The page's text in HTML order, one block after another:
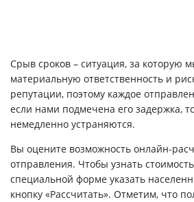
Срыв сроков – ситуация, за которую
материальную ответственность и
репутации, поэтому каждое
если нами подмечена его задержка,
немедленно устраняются.
Вы оцените возможность онлайн-
отправления. Чтобы узнать
специальной форме указать
кнопку «Рассчитать». Отметим, что